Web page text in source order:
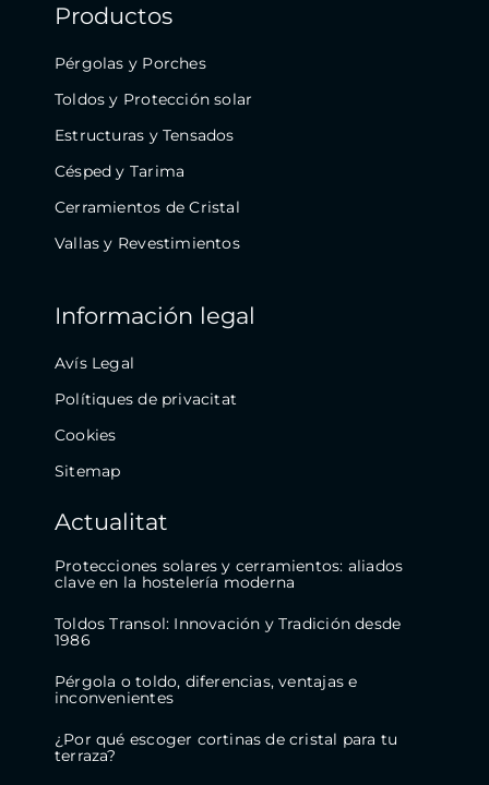
Productos
Pérgolas y Porches
Toldos y Protección solar
Estructuras y Tensados
Césped y Tarima
Cerramientos de Cristal
Vallas y Revestimientos
Información legal
Avís Legal
Polítiques de privacitat
Cookies
Sitemap
Actualitat
Protecciones solares y cerramientos: aliados
clave en la hostelería moderna
Toldos Transol: Innovación y Tradición desde
1986
Pérgola o toldo, diferencias, ventajas e
inconvenientes
¿Por qué escoger cortinas de cristal para tu
terraza?